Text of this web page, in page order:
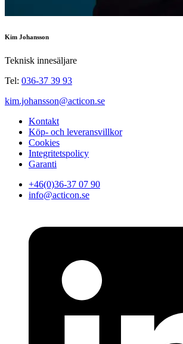
Kim Johansson
Teknisk innesäljare
Tel: 036-37 39 93
kim.johansson@acticon.se
Kontakt
Köp- och leveransvillkor
Cookies
Integritetspolicy
Garanti
+46(0)36-37 07 90
info@acticon.se